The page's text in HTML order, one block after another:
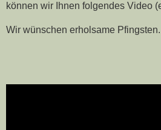
können wir Ihnen folgendes Video
Wir wünschen erholsame Pfingsten.